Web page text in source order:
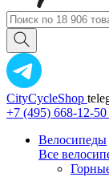
CityCycleShop
+7 (495) 668-12-50
Велосипеды
Все